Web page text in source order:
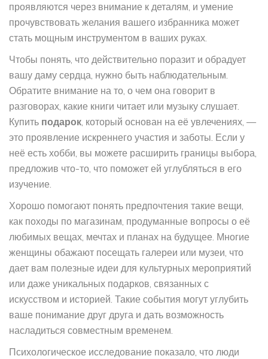
проявляются через внимание к деталям, и умение
прочувствовать желания вашего избранника может
стать мощным инструментом в ваших руках.
Чтобы понять, что действительно поразит и обрадует
вашу даму сердца, нужно быть наблюдательным.
Обратите внимание на то, о чем она говорит в
разговорах, какие книги читает или музыку слушает.
Купить подарок, который основан на её увлечениях, —
это проявление искреннего участия и заботы. Если у
неё есть хобби, вы можете расширить границы выбора,
предложив что-то, что поможет ей углубляться в его
изучение.
Хорошо помогают понять предпочтения такие вещи,
как походы по магазинам, продуманные вопросы о её
любимых вещах, мечтах и планах на будущее. Многие
женщины обажают посещать галереи или музеи, что
дает вам полезные идеи для культурных мероприятий
или даже уникальных подарков, связанных с
искусством и историей. Такие события могут углубить
ваше понимание друг друга и дать возможность
насладиться совместным временем.
Психологическое исследование показало, что люди